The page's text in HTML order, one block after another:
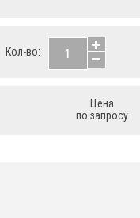
Кол-во:
Цена
по запросу